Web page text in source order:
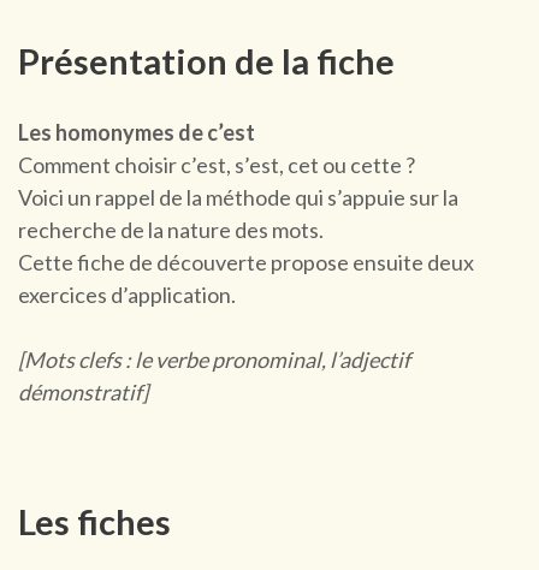
Présentation de la fiche
Les homonymes de c’est
Comment choisir c’est, s’est, cet ou cette ?
Voici un rappel de la méthode qui s’appuie sur la
recherche de la nature des mots.
Cette fiche de découverte propose ensuite deux
exercices d’application.
[Mots clefs : le verbe pronominal, l’adjectif
démonstratif]
Les fiches